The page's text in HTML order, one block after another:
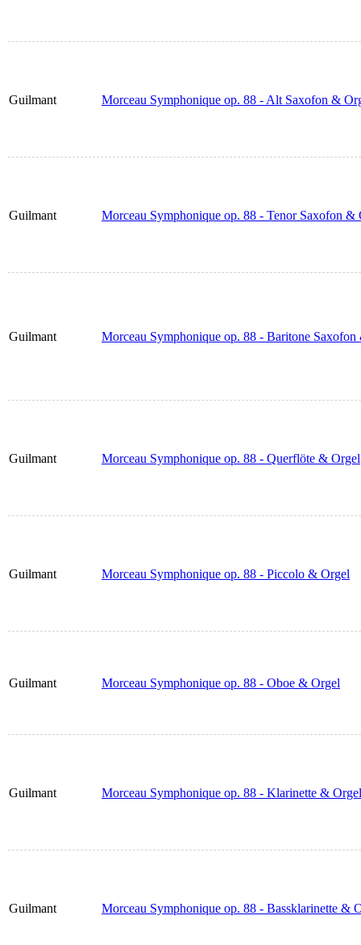
Guilmant Morceau Symphonique op. 88 - Alt Saxofon &
Guilmant Morceau Symphonique op. 88 - Tenor Saxofon &
Guilmant Morceau Symphonique op. 88 - Baritone
Guilmant Morceau Symphonique op. 88 - Querflöte & Orgel
Guilmant Morceau Symphonique op. 88 - Piccolo & Orgel
Guilmant Morceau Symphonique op. 88 - Oboe & Orgel
Guilmant Morceau Symphonique op. 88 - Klarinette & Orgel
Guilmant Morceau Symphonique op. 88 - Bassklarinette &